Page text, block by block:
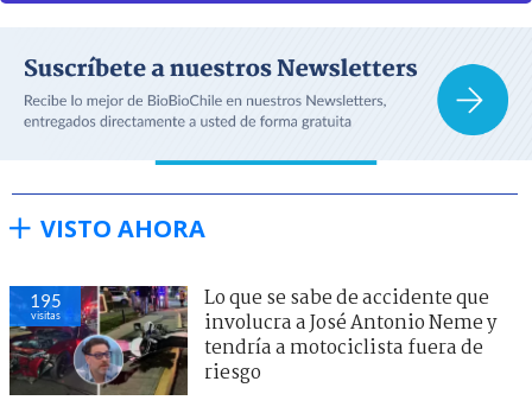
VISTO AHORA
195
visitas
Lo que se sabe de accidente que
involucra a José Antonio Neme y
tendría a motociclista fuera de
riesgo